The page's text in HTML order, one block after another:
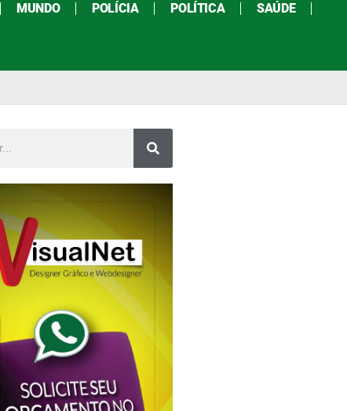
MUNDO POLÍCIA POLÍTICA SAÚDE